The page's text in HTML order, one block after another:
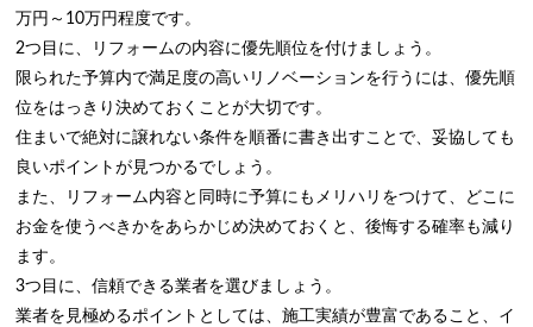
万円～10万円程度です。
2つ目に、リフォームの内容に優先順位を付けましょう。
限られた予算内で満足度の高いリノベーションを行うには、優先順
位をはっきり決めておくことが大切です。
住まいで絶対に譲れない条件を順番に書き出すことで、妥協しても
良いポイントが見つかるでしょう。
また、リフォーム内容と同時に予算にもメリハリをつけて、どこに
お金を使うべきかをあらかじめ決めておくと、後悔する確率も減り
ます。
3つ目に、信頼できる業者を選びましょう。
業者を見極めるポイントとしては、施工実績が豊富であること、イ